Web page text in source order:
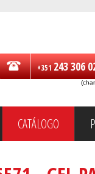
+351243 306
CATÁLOGO